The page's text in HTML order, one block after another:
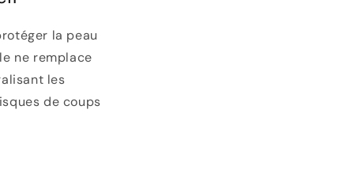
la peau
ne remplace
les
de coups